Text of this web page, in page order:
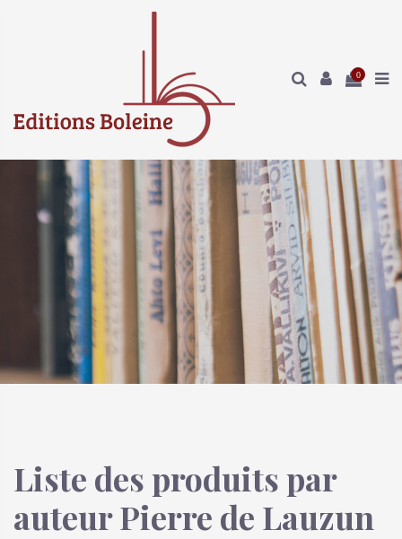
0
Liste des produits par
auteur Pierre de Lauzun